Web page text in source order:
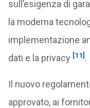
sull’esigenza di
la moderna
implementazione
dati e la privacy [11] .
Il nuovo
approvato, ai